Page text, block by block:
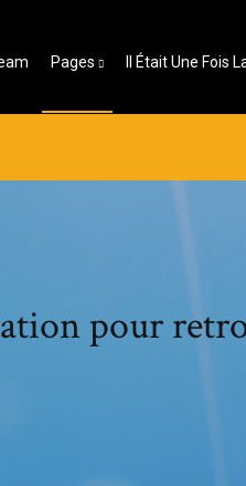
Pages Il Était Une Fois
pour